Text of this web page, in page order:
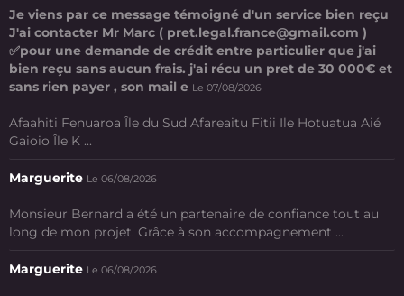
Je viens par ce message témoigné d'un service bien reçu
J'ai contacter Mr Marc ( pret.legal.france@gmail.com )
✅pour une demande de crédit entre particulier que j'ai
bien reçu sans aucun frais. j'ai récu un pret de 30 000€ et
sans rien payer , son mail e Le 07/08/2026
Afaahiti Fenuaroa Île du Sud Afareaitu Fitii Ile Hotuatua Aié
Gaioio Île K ...
Marguerite Le 06/08/2026
Monsieur Bernard a été un partenaire de confiance tout au
long de mon projet. Grâce à son accompagnement ...
Marguerite Le 06/08/2026